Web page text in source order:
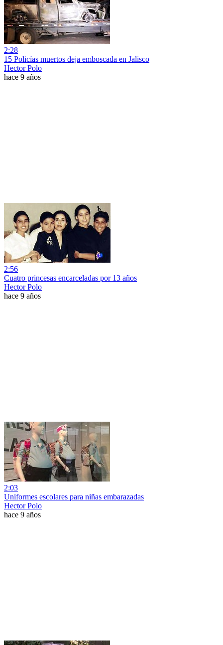
2:28
15 Policías muertos deja emboscada en Jalisco
Hector Polo
hace 9 años
2:56
Cuatro princesas encarceladas por 13 años
Hector Polo
hace 9 años
2:03
Uniformes escolares para niñas embarazadas
Hector Polo
hace 9 años